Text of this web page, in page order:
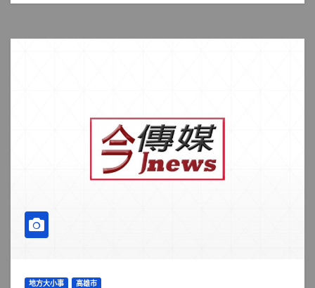
地方大小事 高雄市